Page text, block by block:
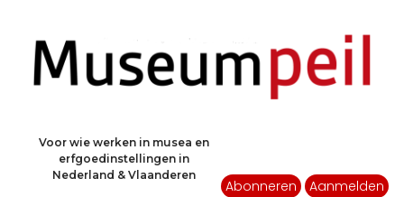
Voor wie werken in musea en
erfgoedinstellingen in
Nederland & Vlaanderen
Abonneren Aanmelden